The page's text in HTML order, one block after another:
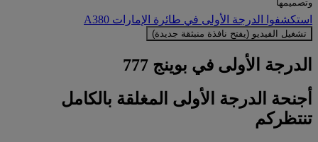
وتصميمها
استكشفوا الدرجة الأولى في طائرة الإمارات A380
تشغيل الفيديو (يفتح نافذة منبثقة جديدة)
الدرجة الأولى في بوينج 777
أجنحة الدرجة الأولى المغلقة بالكامل
تنتظركم